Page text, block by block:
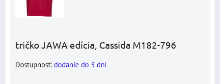
tričko JAWA edícia, Cassida M182-796
Dostupnosť: dodanie do 3 dní